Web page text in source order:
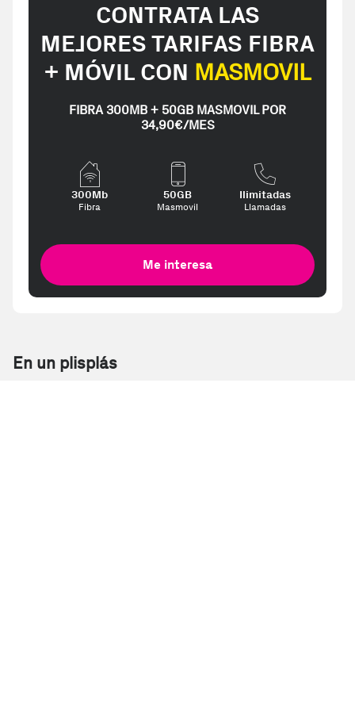
CONTRATA LAS
MEJORES TARIFAS FIBRA
+ MÓVIL CON MASMOVIL
FIBRA 300MB + 50GB MASMOVIL POR
34,90€/MES
300Mb
Fibra
50GB
Masmovil
Ilimitadas
Llamadas
Me interesa
En un plisplás